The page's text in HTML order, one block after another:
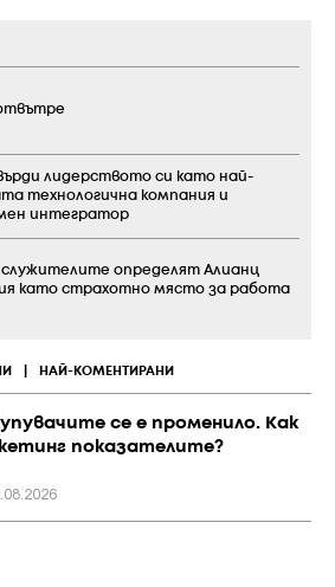
НАЙ-КОМЕНТИРАНИ
се е променило. Как
показателите?
лидерството си като най-
технологична компания и
интегратор
служителите определят Алианц
като страхотно място за работа